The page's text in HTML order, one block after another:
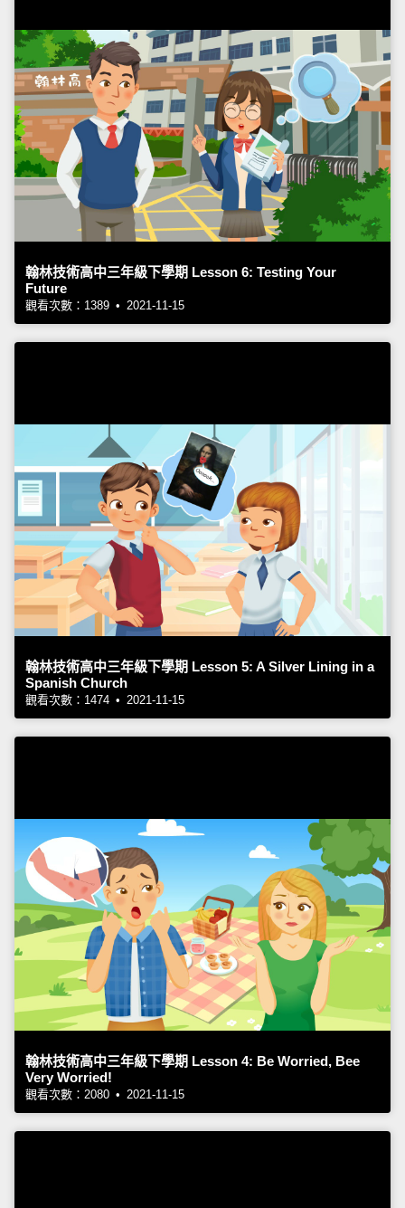
翰林技術高中三年級下學期 Lesson 6: Testing Your
Future
觀看次數：1389 • 2021-11-15
翰林技術高中三年級下學期 Lesson 5: A Silver Lining in a
Spanish Church
觀看次數：1474 • 2021-11-15
翰林技術高中三年級下學期 Lesson 4: Be Worried, Bee
Very Worried!
觀看次數：2080 • 2021-11-15